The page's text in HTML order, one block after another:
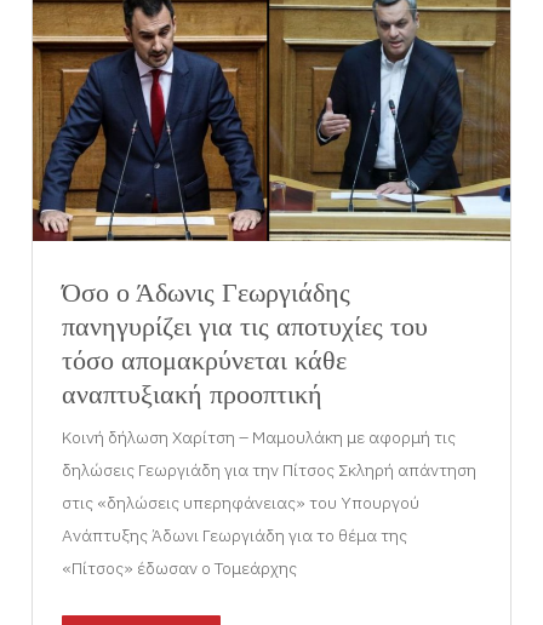
Όσο ο Άδωνις Γεωργιάδης
πανηγυρίζει για τις αποτυχίες του
τόσο απομακρύνεται κάθε
αναπτυξιακή προοπτική
Κοινή δήλωση Χαρίτση – Μαμουλάκη με αφορμή τις
δηλώσεις Γεωργιάδη για την Πίτσος Σκληρή απάντηση
στις «δηλώσεις υπερηφάνειας» του Υπουργού
Ανάπτυξης Άδωνι Γεωργιάδη για το θέμα της
«Πίτσος» έδωσαν ο Τομεάρχης